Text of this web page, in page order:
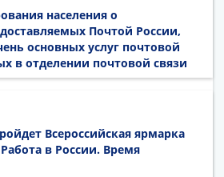
населения о
Почтой России,
основных услуг почтовой
в отделении почтовой связи
Всероссийская ярмарка
в России. Время